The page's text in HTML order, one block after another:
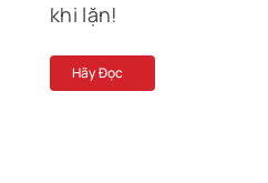
khi lặn!
Hãy Đọc